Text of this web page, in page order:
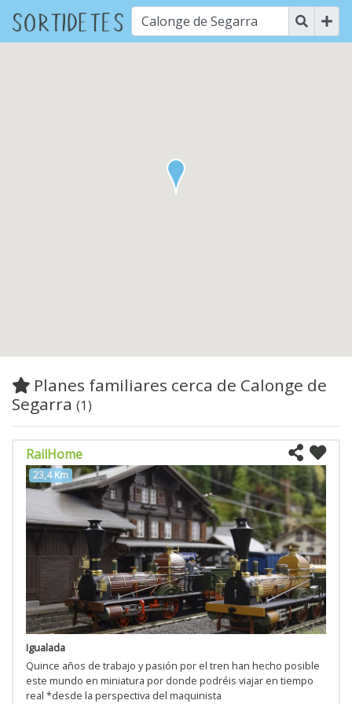
Planes familiares cerca de Calonge de
Segarra (1)
RailHome
23,4 Km
Igualada
Quince años de trabajo y pasión por el tren han hecho posible
este mundo en miniatura por donde podréis viajar en tiempo
real *desde la perspectiva del maquinista